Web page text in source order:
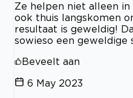
Ze helpen niet alleen
ook thuis langskomen
resultaat is geweldig!
sowieso een geweldige
Beveelt aan
6 May 2023